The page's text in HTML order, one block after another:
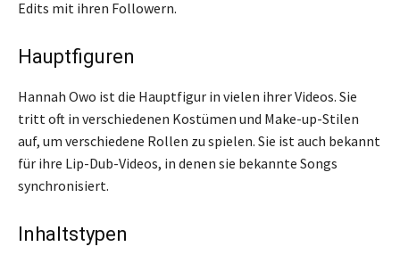
Edits mit ihren Followern.
Hauptfiguren
Hannah Owo ist die Hauptfigur in vielen ihrer Videos. Sie
tritt oft in verschiedenen Kostümen und Make-up-Stilen
auf, um verschiedene Rollen zu spielen. Sie ist auch bekannt
für ihre Lip-Dub-Videos, in denen sie bekannte Songs
synchronisiert.
Inhaltstypen